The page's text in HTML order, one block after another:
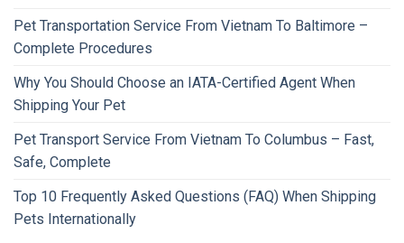
Pet Transportation Service From Vietnam To Baltimore –
Complete Procedures
Why You Should Choose an IATA-Certified Agent When
Shipping Your Pet
Pet Transport Service From Vietnam To Columbus – Fast,
Safe, Complete
Top 10 Frequently Asked Questions (FAQ) When Shipping
Pets Internationally